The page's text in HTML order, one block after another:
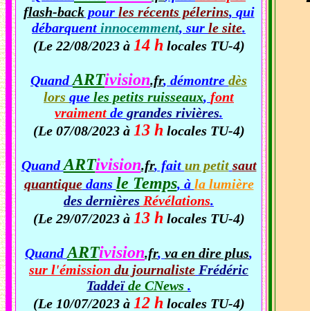
flash-backpour les récents pélerins, qui
débarquent innocemment, sur le site.
(Le 22/08/2023 à 14 h locales TU-4)
QuandARTivision.fr, démontre dès
lors que les petits ruisseaux, font
vraiment de grandes rivières.
(Le 07/08/2023 à 13 h locales TU-4)
QuandARTivision.fr, fait un petit saut
quantiquedans le Temps, à la lumière
des dernières Révélations.
(Le 29/07/2023 à 13 h locales TU-4)
QuandARTivision.fr, va en dire plus,
sur l'émission du journaliste Frédéric
Taddeïde CNews .
(Le 10/07/2023 à 12 h locales TU-4)